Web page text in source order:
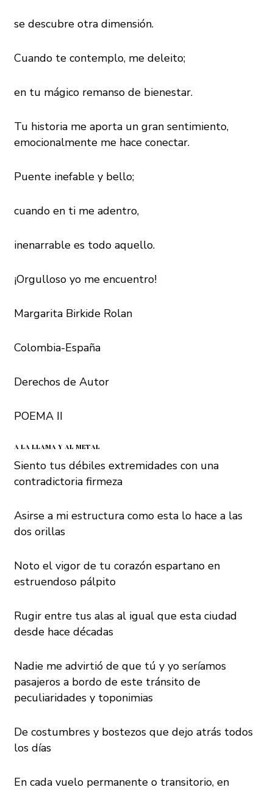
se descubre otra dimensión.
Cuando te contemplo, me deleito;
en tu mágico remanso de bienestar.
Tu historia me aporta un gran sentimiento,
emocionalmente me hace conectar.
Puente inefable y bello;
cuando en ti me adentro,
inenarrable es todo aquello.
¡Orgulloso yo me encuentro!
Margarita Birkide Rolan
Colombia-España
Derechos de Autor
POEMA II
A LA LLAMA Y AL METAL
Siento tus débiles extremidades con una
contradictoria firmeza
Asirse a mi estructura como esta lo hace a las
dos orillas
Noto el vigor de tu corazón espartano en
estruendoso pálpito
Rugir entre tus alas al igual que esta ciudad
desde hace décadas
Nadie me advirtió de que tú y yo seríamos
pasajeros a bordo de este tránsito de
peculiaridades y toponimias
De costumbres y bostezos que dejo atrás todos
los días
En cada vuelo permanente o transitorio, en